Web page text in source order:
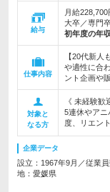
給与
月給
大卒／専門
初年度の年
仕事内容
【20代新人
や適性に合
ント企画や
対象と
なる方
《 未経験
5連休やア
度、リエン
企業データ
設立：1967年9月／従業
地：愛媛県